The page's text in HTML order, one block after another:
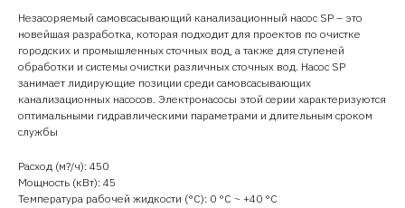
Незасоряемый самовсасывающий канализационный насос SP – это
новейшая разработка, которая подходит для проектов по очистке
городских и промышленных сточных вод, а также для ступеней
обработки и системы очистки различных сточных вод. Насос SP
занимает лидирующие позиции среди самовсасывающих
канализационных насосов. Электронасосы этой серии характеризуются
оптимальными гидравлическими параметрами и длительным сроком
службы
Расход (м?/ч): 450
Мощность (кВт): 45
Температура рабочей жидкости (°C): 0 °С ~ +40 °С